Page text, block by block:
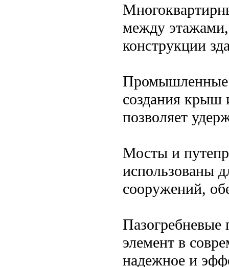
между этажами,
конструкции
Промышленные
создания крыш
позволяет
Мосты и
использованы
сооружений,
элемент в
надежное и